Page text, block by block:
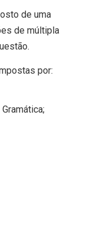
de uma
de múltipla
por: